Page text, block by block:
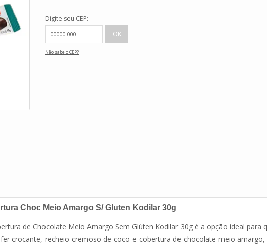
Digite seu CEP:
Não sabe o CEP?
Choc Meio Amargo S/ Gluten Kodilar 30g
de Chocolate Meio Amargo Sem Glúten Kodilar 30g é a opção ideal
crocante, recheio cremoso de coco e cobertura de chocolate meio